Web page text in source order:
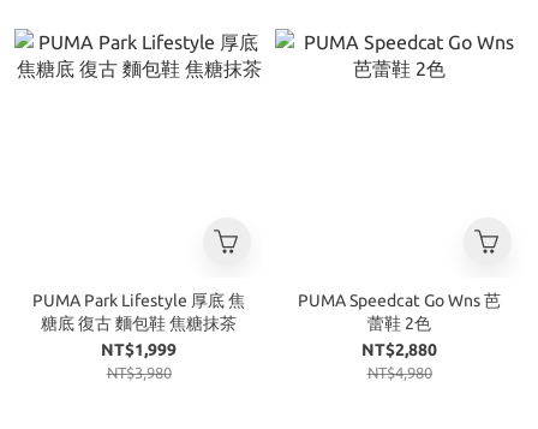
PUMA Park Lifestyle 厚底 焦
糖底 復古 麵包鞋 焦糖抹茶
NT$1,999
NT$3,980
PUMA Speedcat Go Wns 芭
蕾鞋 2色
NT$2,880
NT$4,980